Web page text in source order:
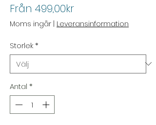
Från 499,00krReapris
Moms ingår | Leveransinformation
Storlek*
Antal *